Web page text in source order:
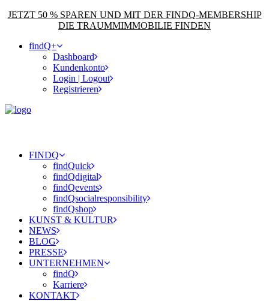
JETZT 50 % SPAREN UND MIT DER FINDQ-MEMBERSHIP
DIE TRAUMMIMMOBILIE FINDEN
findQ+
Dashboard
Kundenkonto
Login | Logout
Registrieren
FINDQ
findQuick
findQdigital
findQevents
findQsocialresponsibility
findQshop
KUNST & KULTUR
NEWS
BLOG
PRESSE
UNTERNEHMEN
findQ
Karriere
KONTAKT